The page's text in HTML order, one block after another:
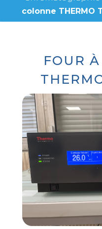
colonne THERMO
FOUR